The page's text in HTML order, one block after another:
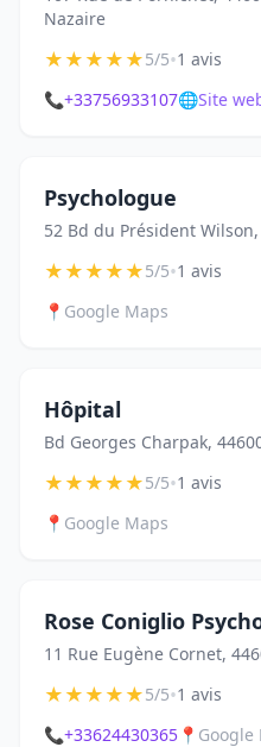
Nazaire
★★★★★5/5•1 avis
📞+33756933107🌐Site
Psychologue
52 Bd du Président
★★★★★5/5•1 avis
📍 Google Maps
Hôpital
Bd Georges Charpak,
★★★★★5/5•1 avis
📍 Google Maps
Rose Coniglio
11 Rue Eugène Cornet,
★★★★★5/5•1 avis
📞+33624430365 📍 Google